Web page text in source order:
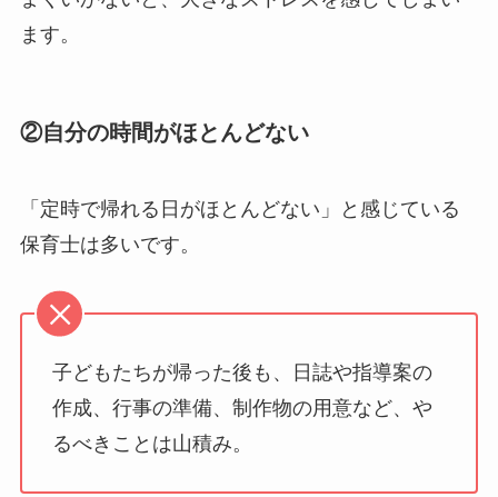
ます。
②自分の時間がほとんどない
「定時で帰れる日がほとんどない」と感じている
保育士は多いです。
子どもたちが帰った後も、日誌や指導案の
作成、行事の準備、制作物の用意など、や
るべきことは山積み。